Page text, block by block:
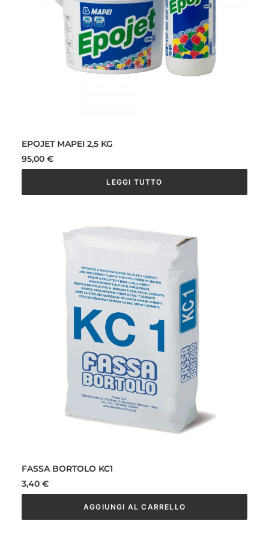
EPOJET MAPEI 2,5 KG
95,00 €
LEGGI TUTTO
FASSA BORTOLO KC1
3,40 €
AGGIUNGI AL CARRELLO